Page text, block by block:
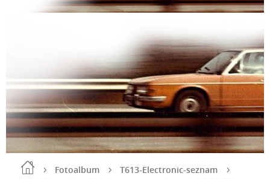
Fotoalbum
T613-Electronic-seznam